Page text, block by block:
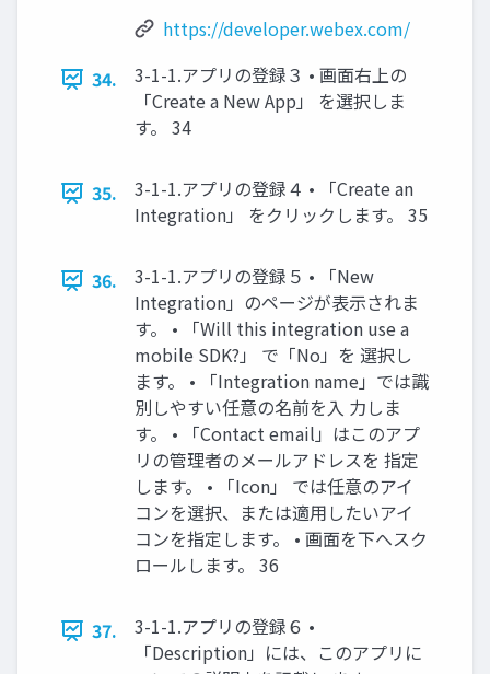
https://developer.webex.com/
34.
3-1-1.アプリの登録３ • 画面右上の
「Create a New App」 を選択しま
す。 34
35.
3-1-1.アプリの登録４ • 「Create an
Integration」 をクリックします。 35
36.
3-1-1.アプリの登録５ • 「New
Integration」のページが表示されま
す。 • 「Will this integration use a
mobile SDK?」 で「No」を 選択し
ます。 • 「Integration name」では識
別しやすい任意の名前を入 力しま
す。 • 「Contact email」はこのアプ
リの管理者のメールアドレスを 指定
します。 • 「Icon」 では任意のアイ
コンを選択、または適用したいアイ
コンを指定します。 • 画面を下へスク
ロールします。 36
37.
3-1-1.アプリの登録６ •
「Description」には、このアプリに